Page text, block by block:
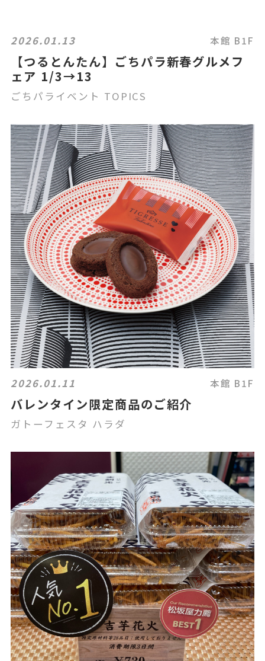
2026.01.13 本館 B1F
【つるとんたん】ごちパラ新春グルメフ
ェア 1/3→13
ごちパライベント TOPICS
2026.01.11 本館 B1F
バレンタイン限定商品のご紹介
ガトーフェスタ ハラダ